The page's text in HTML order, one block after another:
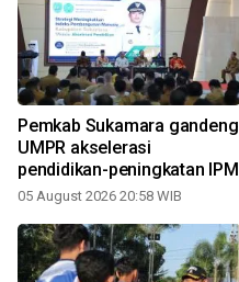
Pemkab Sukamara gandeng
UMPR akselerasi
pendidikan-peningkatan IPM
05 August 2026 20:58 WIB